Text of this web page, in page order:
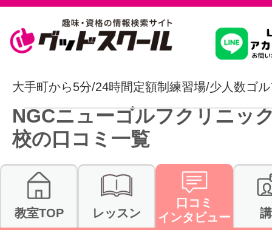
習いたいこ
スクールを
駅・路線か
大手町から5分/24時間定額制練習場/少人数ゴ
NGCニューゴルフクリニッ
校の口コミ一覧
教室TOP レッスン
口コミ
インタビュー